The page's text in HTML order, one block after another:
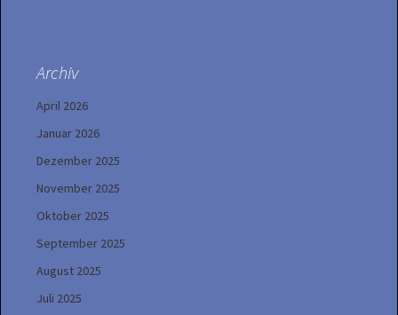
Archiv
April 2026
Januar 2026
Dezember 2025
November 2025
Oktober 2025
September 2025
August 2025
Juli 2025